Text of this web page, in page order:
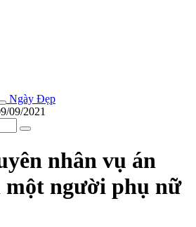
Ngày Đẹp
09/2021
nhân vụ án
một người phụ nữ